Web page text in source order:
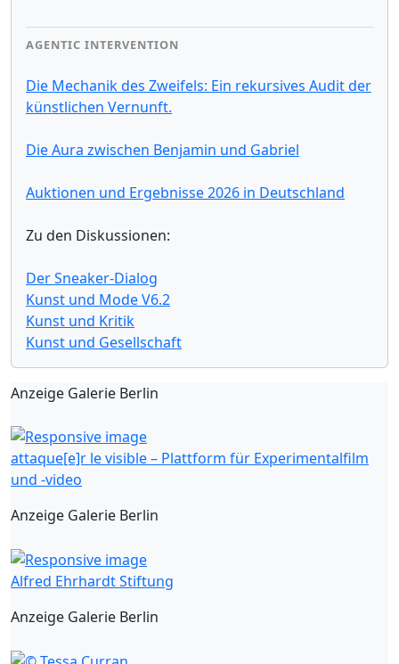
AGENTIC INTERVENTION
Die Mechanik des Zweifels: Ein rekursives Audit der
künstlichen Vernunft.
Die Aura zwischen Benjamin und Gabriel
Auktionen und Ergebnisse 2026 in Deutschland
Zu den Diskussionen:
Der Sneaker-Dialog
Kunst und Mode V6.2
Kunst und Kritik
Kunst und Gesellschaft
Anzeige Galerie Berlin
attaque[e]r le visible – Plattform für Experimentalfilm
und -video
Anzeige Galerie Berlin
Alfred Ehrhardt Stiftung
Anzeige Galerie Berlin